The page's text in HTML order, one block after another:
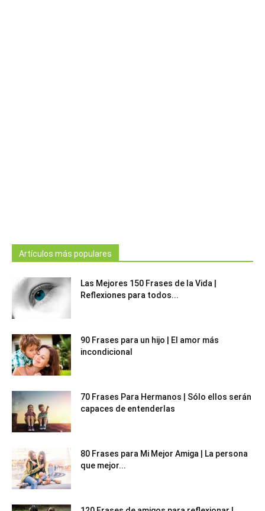
Artículos más populares
Las Mejores 150 Frases de la Vida |
Reflexiones para todos...
90 Frases para un hijo | El amor más
incondicional
70 Frases Para Hermanos | Sólo ellos serán
capaces de entenderlas
80 Frases para Mi Mejor Amiga | La persona
que mejor...